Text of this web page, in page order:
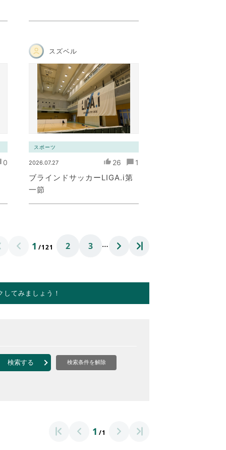
0
スズベル
スポーツ
2026.07.27 26 1
ブラインドサッカーLIGA.i第
一節
1 /121 2 3 …
てみましょう！
検索する 検索条件を解除
1 /1